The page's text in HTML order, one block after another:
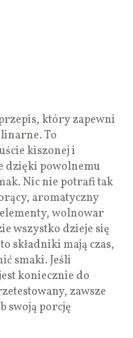
który zapewni
To
kiszonej i
dzięki powolnemu
Nic nie potrafi tak
aromatyczny
wolnowar
wszystko dzieje się
składniki mają czas,
smaki. Jeśli
koniecznie do
zawsze
swoją porcję